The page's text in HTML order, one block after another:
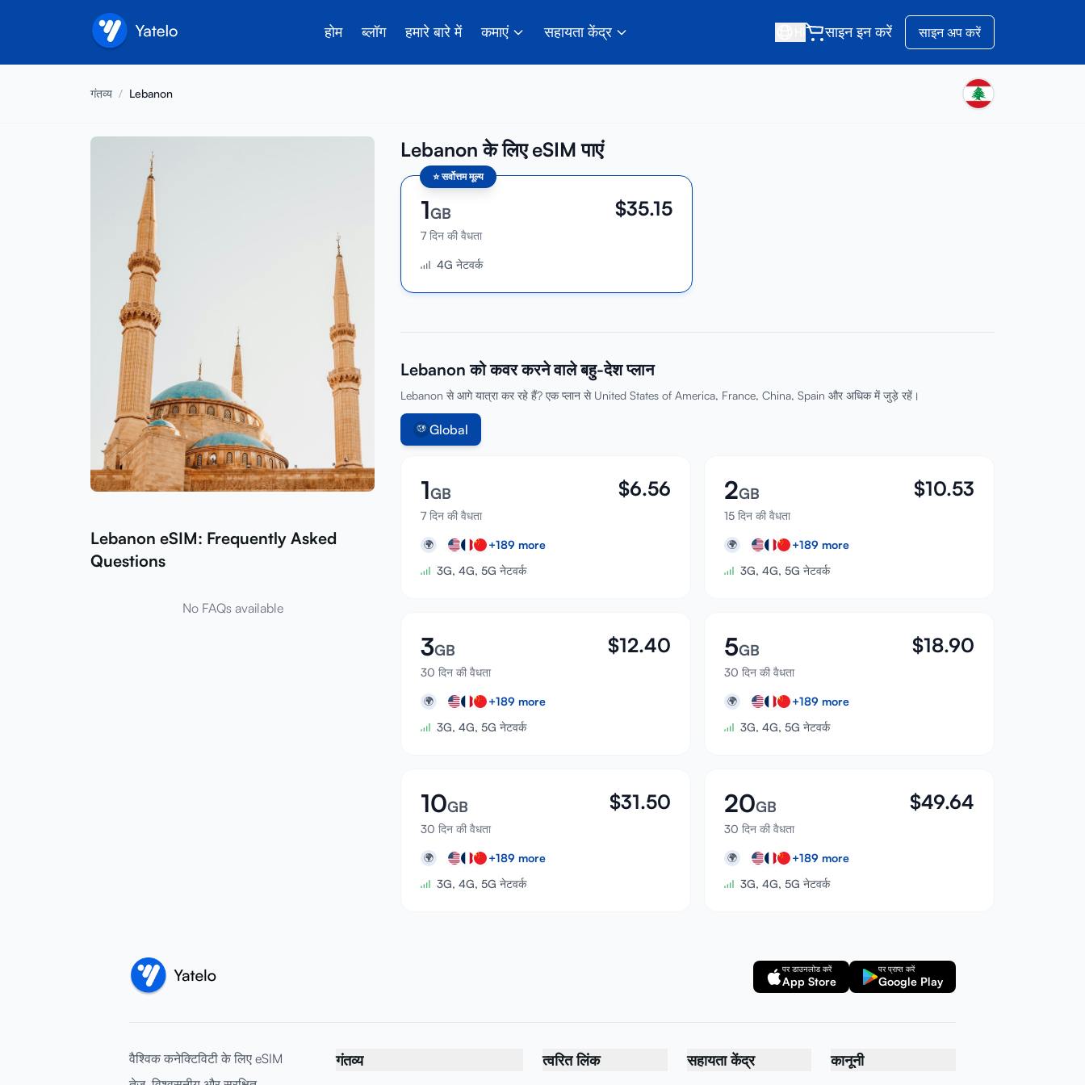
होम ब्लॉग हमारे बारे में कमाएं सहायता केंद्र साइन इन करें साइन अप करें
गंतव्य / Lebanon
Lebanon eSIM: Frequently Asked
Questions
No FAQs available
Lebanon के लिए eSIM पाएं
⭐सर्वोत्तम मूल्य
1GB
7 दिन की वैधता
$35.15
4G नेटवर्क
Lebanon को कवर करने वाले बहु-देश प्लान
Lebanon से आगे यात्रा कर रहे हैं? एक प्लान से United States of America, France, China, Spain और अधिक में जुड़े रहें।
Global
1GB
7 दिन की वैधता
$6.56
🌍 +189 more
3G, 4G, 5G नेटवर्क
2GB
15 दिन की वैधता
$10.53
🌍 +189 more
3G, 4G, 5G नेटवर्क
3GB
30 दिन की वैधता
$12.40
🌍 +189 more
3G, 4G, 5G नेटवर्क
5GB
30 दिन की वैधता
$18.90
🌍 +189 more
3G, 4G, 5G नेटवर्क
10GB
30 दिन की वैधता
$31.50
🌍 +189 more
3G, 4G, 5G नेटवर्क
20GB
30 दिन की वैधता
$49.64
🌍 +189 more
3G, 4G, 5G नेटवर्क
पर डाउनलोड करें
App Store
पर प्राप्त करें
Google Play
वैश्विक कनेक्टिविटी के लिए eSIM
गंतव्य त्वरित लिंक सहायता केंद्र कानूनी